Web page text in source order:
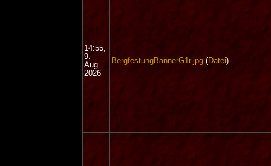
14:55,
9.
Aug.
2026
BergfestungBannerG1r.jpg(Datei)